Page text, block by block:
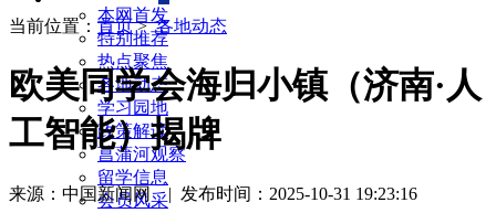
本网首发
特别推荐
热点聚焦
各地动态
学习园地
政策解读
菖蒲河观察
留学信息
会员风采
当前位置： 首页>各地动态
欧美同学会海归小镇（济南·人
工智能）揭牌
来源：中国新闻网 | 发布时间：2025-10-31 19:23:16